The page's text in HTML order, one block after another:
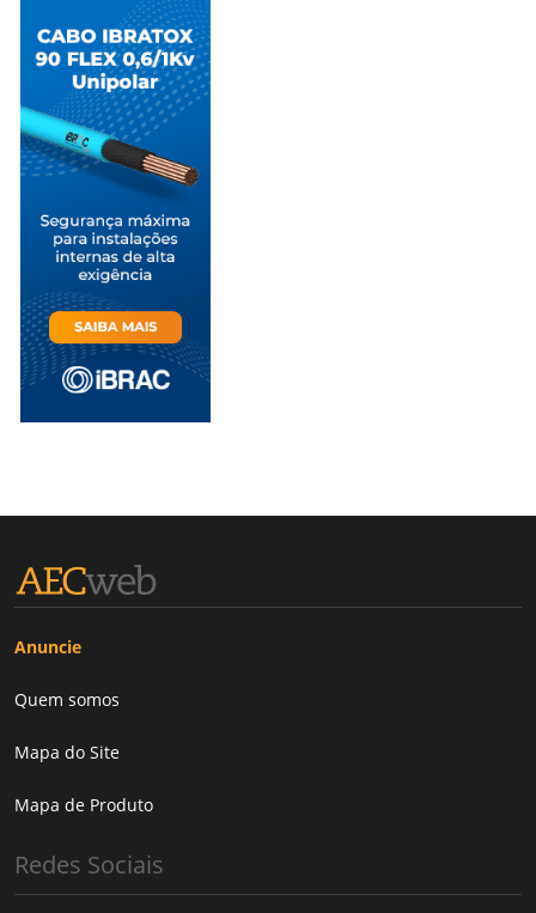
Anuncie
Quem somos
Mapa do Site
Mapa de Produto
Redes Sociais